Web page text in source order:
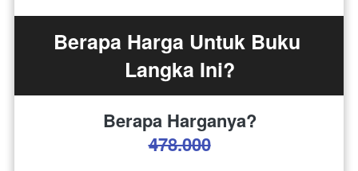
Berapa Harga Untuk Buku
Langka Ini?
Berapa Harganya?
478.000